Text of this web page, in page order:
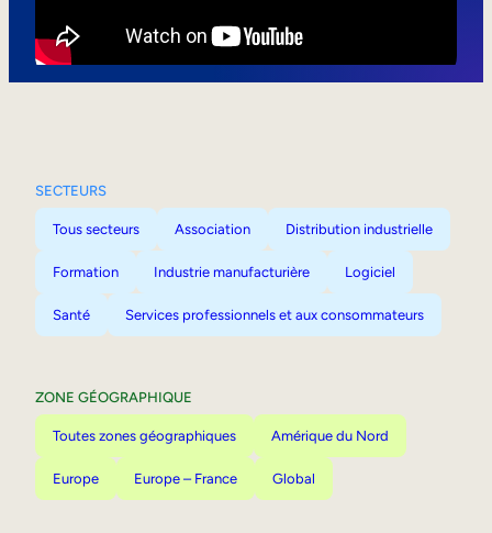
SECTEURS
Tous secteurs Association Distribution industrielle
Formation Industrie manufacturière Logiciel
Santé Services professionnels et aux consommateurs
ZONE GÉOGRAPHIQUE
Toutes zones géographiques Amérique du Nord
Europe Europe – France Global